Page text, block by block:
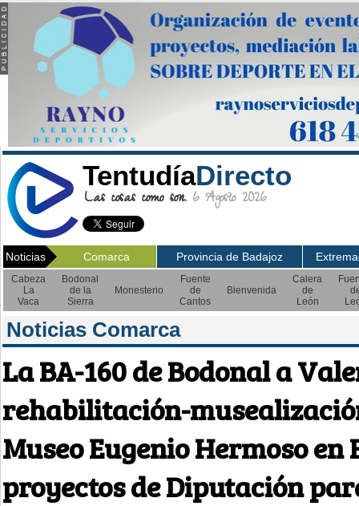
TentudíaDirecto
Las cosas como son. 6 Agosto 2026
Noticias Comarca Provincia de Badajoz
Cabeza
La
Vaca
Bodonal
de la
Sierra
Monesterio
Fuente
de
Cantos
Bienvenida
Calera
de
León
Noticias Comarca
La BA-160 de Bodonal a
rehabilitación-
Museo Eugenio Hermoso en
proyectos de Diputación